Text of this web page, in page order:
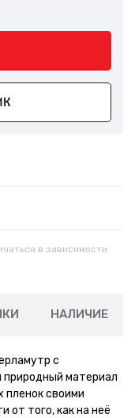
в зависимости
НАЛИЧИЕ
с
материал
пленок своими
от того, как на неё